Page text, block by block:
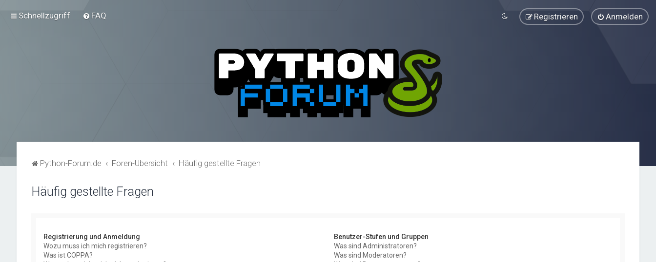
Schnellzugriff FAQ Anmelden
Registrieren
Python-Forum.de Foren-Übersicht Häufig gestellte Fragen
Häufig gestellte Fragen
Registrierung und Anmeldung
Wozu muss ich mich registrieren?
Was ist COPPA?
Benutzer-Stufen und Gruppen
Was sind Administratoren?
Was sind Moderatoren?